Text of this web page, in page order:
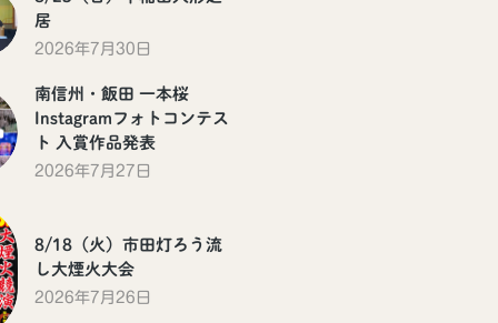
居
2026年7月30日
南信州・飯田 一本桜
Instagramフォトコンテス
ト 入賞作品発表
2026年7月27日
8/18（火）市田灯ろう流
し大煙火大会
2026年7月26日